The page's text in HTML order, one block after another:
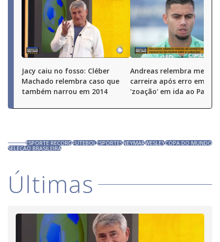
Jacy caiu no fosso: Cléber
Machado relembra caso que
também narrou em 2014
Andreas relembra medo
carreira após erro em
'zoação' em ida ao
ESPORTE RECORDFUTEBOLESPORTESNEYMARWESLEYCOPA DO MUNDO
SELEÇÃO BRASILEIRA
Últimas